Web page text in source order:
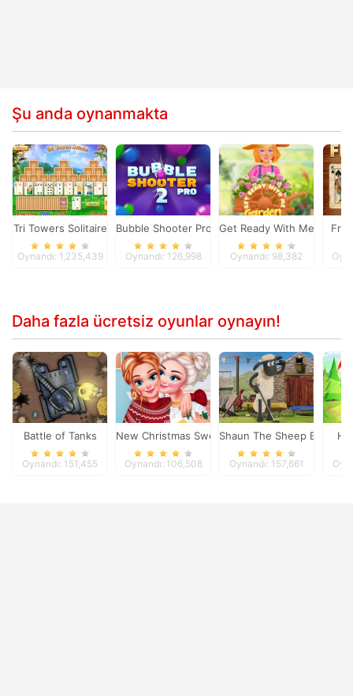
Şu anda oynanmakta
Tri Towers Solitaire
Oynandı: 1,235,439
Bubble Shooter Pro 2
Oynandı: 126,998
Get Ready With Me
Oynandı: 98,382
Daha fazla ücretsiz oyunlar oynayın!
Battle of Tanks
Oynandı: 151,455
New Christmas Sweater Design
Oynandı: 106,508
Shaun The Sheep Baahmy
Oynandı: 157,661